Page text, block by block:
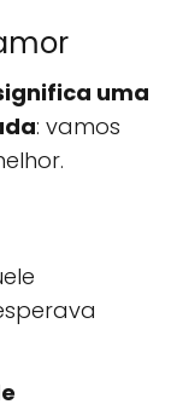
uma
: vamos